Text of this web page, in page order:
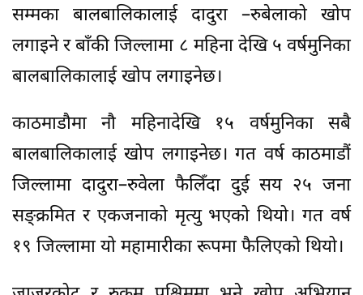
सम्मका बालबालिकालाई दादुरा –रुबेलाको खोप
लगाइने र बाँकी जिल्लामा ८ महिना देखि ५ वर्षमुनिका
बालबालिकालाई खोप लगाइनेछ।
काठमाडौमा नौ महिनादेखि १५ वर्षमुनिका सबै
बालबालिकालाई खोप लगाइनेछ। गत वर्ष काठमाडौं
जिल्लामा दादुरा–रुवेला फैलिँदा दुई सय २५ जना
सङ्क्रमित र एकजनाको मृत्यु भएको थियो। गत वर्ष
१९ जिल्लामा यो महामारीका रूपमा फैलिएको थियो।